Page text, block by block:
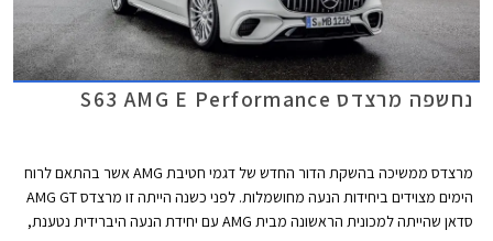
נחשפה מרצדס S63 AMG E Performance
מרצדס ממשיכה בהשקת הדור החדש של דגמי חטיבת AMG אשר בהתאם לרוח
הימים מצוידים ביחידות הנעה מחושמלות. לפני כשנה הייתה זו מרצדס AMG GT
סדאן שהייתה למכונית הראשונה מבית AMG עם יחידת הנעה היברידית נטענת,